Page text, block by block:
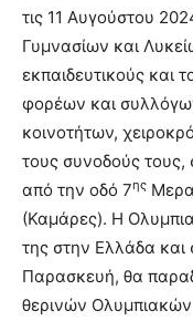
τις 11 Αυγούστου
Γυμνασίων και
εκπαιδευτικούς και
φορέων και
κοινοτήτων,
τους συνοδούς τους,
από την οδό 7ης
(Καμάρες). Η
της στην Ελλάδα και
Παρασκευή, θα
θερινών